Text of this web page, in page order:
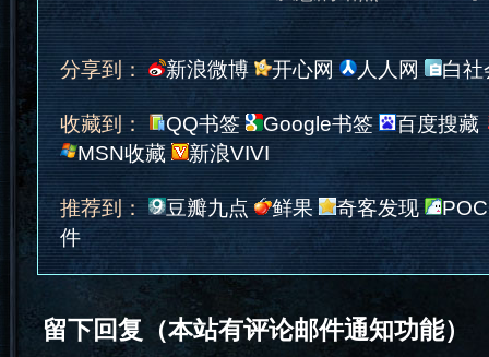
分享到： 新浪微博 开心网 人人网 白社
收藏到： QQ书签 Google书签
百度搜藏
MSN收藏
新浪VIVI
推荐到： 豆瓣九点 鲜果 奇客发现
件
留下回复（本站有评论邮件通知功能）